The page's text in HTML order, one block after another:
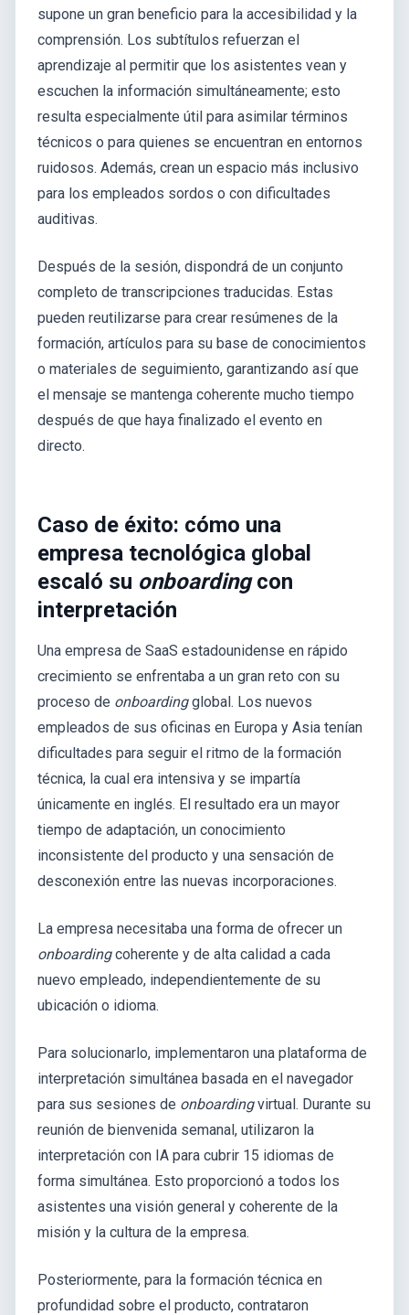
supone un gran beneficio para la accesibilidad y la
comprensión. Los subtítulos refuerzan el
aprendizaje al permitir que los asistentes vean y
escuchen la información simultáneamente; esto
resulta especialmente útil para asimilar términos
técnicos o para quienes se encuentran en entornos
ruidosos. Además, crean un espacio más inclusivo
para los empleados sordos o con dificultades
auditivas.
Después de la sesión, dispondrá de un conjunto
completo de transcripciones traducidas. Estas
pueden reutilizarse para crear resúmenes de la
formación, artículos para su base de conocimientos
o materiales de seguimiento, garantizando así que
el mensaje se mantenga coherente mucho tiempo
después de que haya finalizado el evento en
directo.
Caso de éxito: cómo una
empresa tecnológica global
escaló su onboardingcon
interpretación
Una empresa de SaaS estadounidense en rápido
crecimiento se enfrentaba a un gran reto con su
proceso de onboardingglobal. Los nuevos
empleados de sus oficinas en Europa y Asia tenían
dificultades para seguir el ritmo de la formación
técnica, la cual era intensiva y se impartía
únicamente en inglés. El resultado era un mayor
tiempo de adaptación, un conocimiento
inconsistente del producto y una sensación de
desconexión entre las nuevas incorporaciones.
La empresa necesitaba una forma de ofrecer un
onboardingcoherente y de alta calidad a cada
nuevo empleado, independientemente de su
ubicación o idioma.
Para solucionarlo, implementaron una plataforma de
interpretación simultánea basada en el navegador
para sus sesiones de onboardingvirtual. Durante su
reunión de bienvenida semanal, utilizaron la
interpretación con IA para cubrir 15 idiomas de
forma simultánea. Esto proporcionó a todos los
asistentes una visión general y coherente de la
misión y la cultura de la empresa.
Posteriormente, para la formación técnica en
profundidad sobre el producto, contrataron